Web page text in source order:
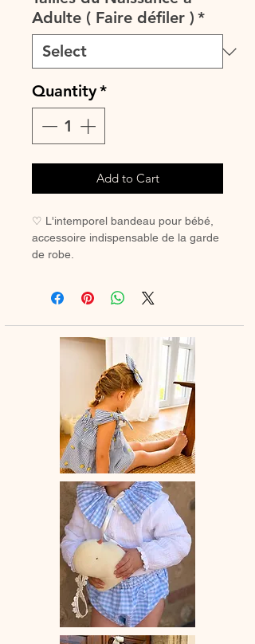
Adulte ( Faire défiler ) *
Quantity*
Add to Cart
♡ L'intemporel bandeau pour bébé,
accessoire indispensable de la garde
de robe.
28 jours ouvrés selon les commandes
♡ Lavage à la main ou en machine
30° max, couleurs similaires, cycle
délicat. Ne pas utilser de sèche-linge.